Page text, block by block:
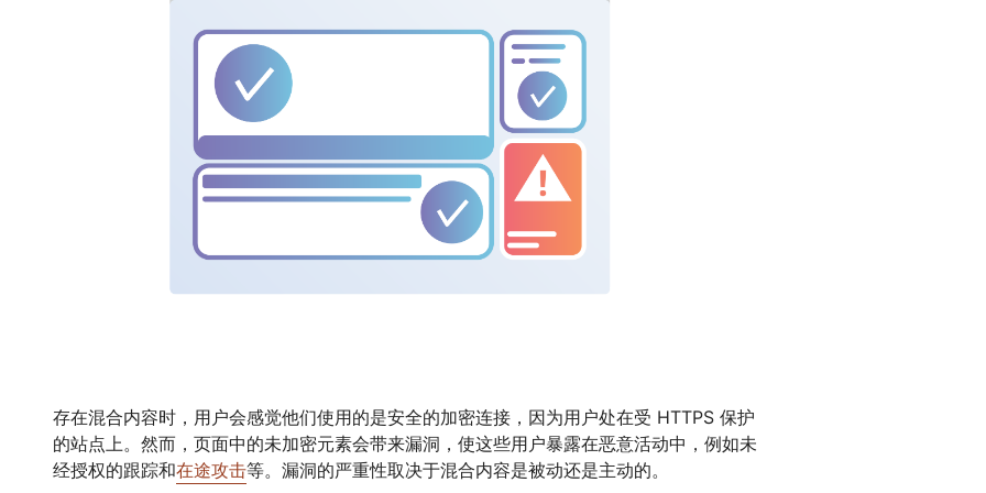
存在混合内容时，用户会感觉他们使用的是安全的加密连接，因为用户处在受 HTTPS 保护
的站点上。然而，页面中的未加密元素会带来漏洞，使这些用户暴露在恶意活动中，例如未
经授权的跟踪和在途攻击等。漏洞的严重性取决于混合内容是被动还是主动的。